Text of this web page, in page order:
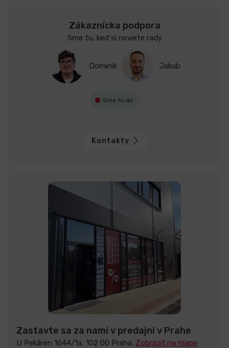
Zákaznícka podpora
Sme tu, keď si neviete rady
Dominik Jakub
Sme tu do
Kontakty
Zastavte sa za nami v predajni v Prahe
U Pekáren 1644/1a, 102 00 Praha. Zobraziť na mape